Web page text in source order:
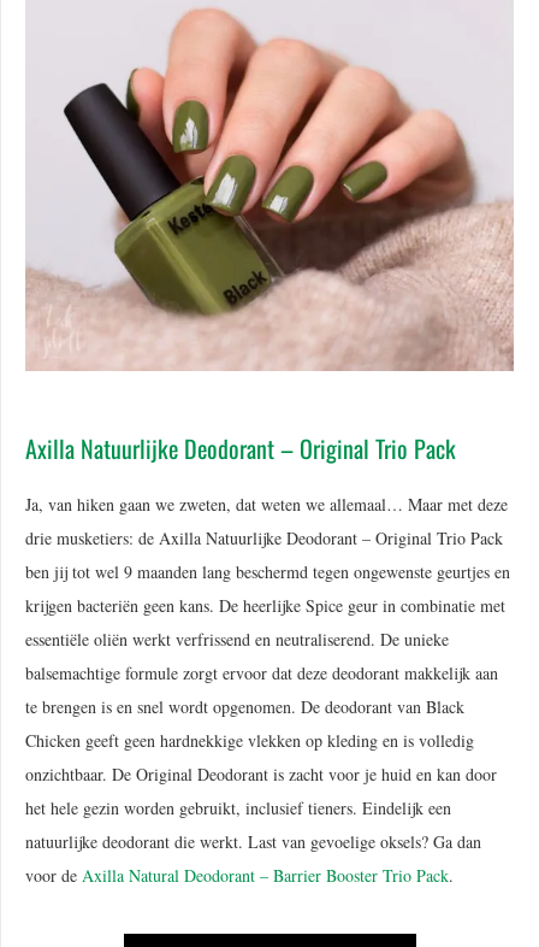
Axilla Natuurlijke Deodorant – Original Trio Pack
Ja, van hiken gaan we zweten, dat weten we allemaal… Maar met deze
drie musketiers: de Axilla Natuurlijke Deodorant – Original Trio Pack
ben jij tot wel 9 maanden lang beschermd tegen ongewenste geurtjes en
krijgen bacteriën geen kans. De heerlijke Spice geur in combinatie met
essentiële oliën werkt verfrissend en neutraliserend. De unieke
balsemachtige formule zorgt ervoor dat deze deodorant makkelijk aan
te brengen is en snel wordt opgenomen. De deodorant van Black
Chicken geeft geen hardnekkige vlekken op kleding en is volledig
onzichtbaar. De Original Deodorant is zacht voor je huid en kan door
het hele gezin worden gebruikt, inclusief tieners. Eindelijk een
natuurlijke deodorant die werkt. Last van gevoelige oksels? Ga dan
voor de Axilla Natural Deodorant – Barrier Booster Trio Pack.